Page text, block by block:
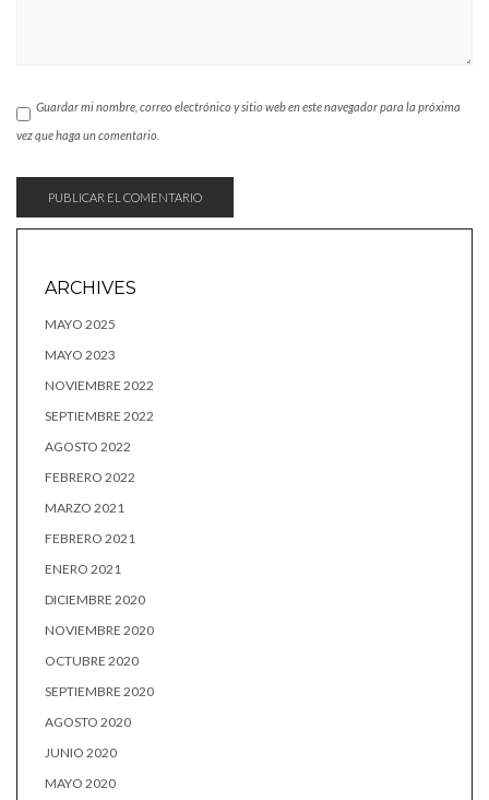
Guardar mi nombre, correo electrónico y sitio web en este navegador para la próxima
vez que haga un comentario.
ARCHIVES
MAYO 2025
MAYO 2023
NOVIEMBRE 2022
SEPTIEMBRE 2022
AGOSTO 2022
FEBRERO 2022
MARZO 2021
FEBRERO 2021
ENERO 2021
DICIEMBRE 2020
NOVIEMBRE 2020
OCTUBRE 2020
SEPTIEMBRE 2020
AGOSTO 2020
JUNIO 2020
MAYO 2020